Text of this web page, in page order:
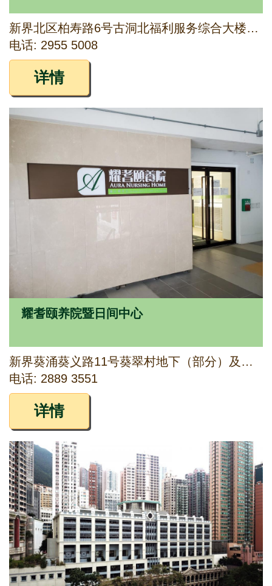
新界北区柏寿路6号古洞北福利服务综合大楼6楼(部分)
电话: 2955 5008
详情
耀耆颐养院暨日间中心
新界葵涌葵义路11号葵翠村地下（部分）及平台一层103室
电话: 2889 3551
详情